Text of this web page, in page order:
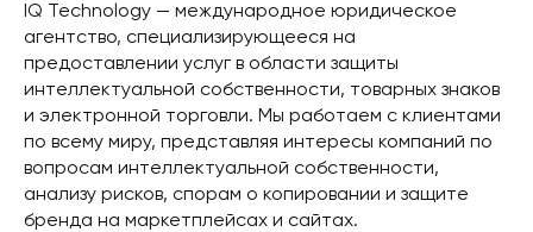
IQ Technology — международное юридическое
агентство, специализирующееся на
предоставлении услуг в области защиты
интеллектуальной собственности, товарных знаков
и электронной торговли. Мы работаем с клиентами
по всему миру, представляя интересы компаний по
вопросам интеллектуальной собственности,
анализу рисков, спорам о копировании и защите
бренда на маркетплейсах и сайтах.